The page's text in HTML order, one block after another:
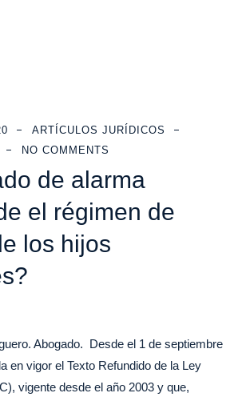
ARTÍCULOS JURÍDICOS
NO COMMENTS
de alarma
el régimen de
los hijos
Abogado. Desde el 1 de septiembre
en vigor el Texto Refundido de la Ley
vigente desde el año 2003 y que,